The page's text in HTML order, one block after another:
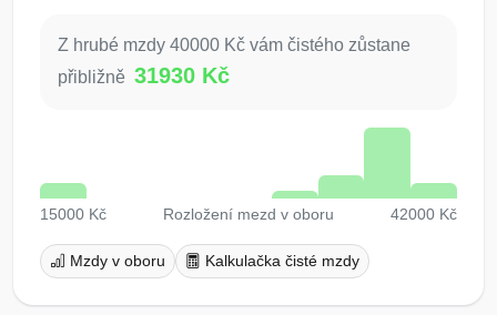
Z hrubé mzdy 40000 Kč vám čistého zůstane
přibližně 31930 Kč
15000 Kč Rozložení mezd v oboru 42000 Kč
Mzdy v oboru Kalkulačka čisté mzdy